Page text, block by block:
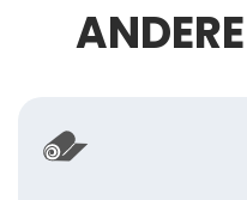
ANDERE